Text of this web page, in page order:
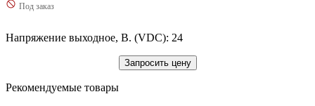
Под заказ
Напряжение выходное, В. (VDC): 24
Запросить цену
Рекомендуемые товары